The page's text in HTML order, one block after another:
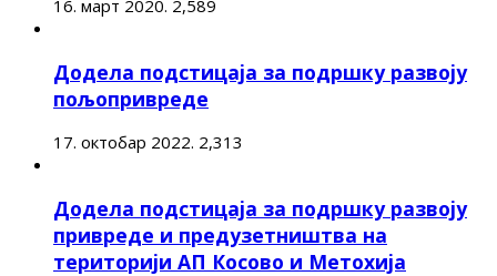
16. март 2020. 2,589
Додела подстицаја за подршку развоју
пољопривреде
17. октобар 2022. 2,313
Додела подстицаја за подршку развоју
привреде и предузетништва на
територији АП Косово и Метохија